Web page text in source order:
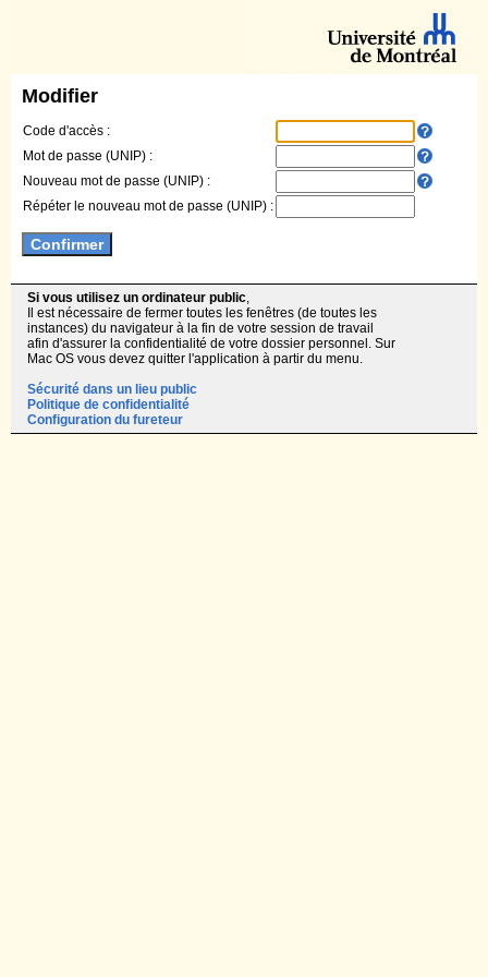
Modifier
Code d'accès :
Mot de passe (UNIP) :
Nouveau mot de passe (UNIP) :
Répéter le nouveau mot de passe (UNIP) :
Si vous utilisez un ordinateur public,
Il est nécessaire de fermer toutes les fenêtres (de toutes les
instances) du navigateur à la fin de votre session de travail
afin d'assurer la confidentialité de votre dossier personnel. Sur
Mac OS vous devez quitter l'application à partir du menu.
Sécurité dans un lieu public
Politique de confidentialité
Configuration du fureteur